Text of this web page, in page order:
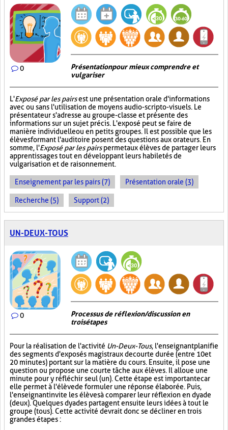
0
Présentation pour mieux comprendre et
vulgariser
L'Exposé par les pairsest une présentation orale d'informations
avec ou sans l'utilisation de moyens audio-scripto-visuels. Le
présentateur s'adresse au groupe-classe et présente des
informations sur un sujet précis. L'exposé peut se faire de
manière individuelle ou en petits groupes. Il est possible que les
élèves formant l'auditoire posent des questions aux orateurs. En
somme, l'Exposé par les pairspermet aux élèves de partager leurs
apprentissages tout en développant leurs habiletés de
vulgarisation et de raisonnement.
Enseignement par les pairs (7) Présentation orale (3)
Recherche (5) Support (2)
UN-DEUX-TOUS
0
Processus de réflexion/discussion en
trois étapes
Pour la réalisation de l'activité Un-Deux-Tous, l'enseignant planifie
des segments d'exposés magistraux de courte durée (entre 10 et
20 minutes) portant sur la matière du cours. Ensuite, il pose une
question ou propose une courte tâche aux élèves. Il alloue une
minute pour y réfléchir seul (un). Cette étape est importante car
elle permet à l'élève de formuler une réponse élaborée. Puis,
l'enseignant invite les élèves à comparer leur réflexion en dyade
(deux). Quelques dyades partagent ensuite leurs idées à tout le
groupe (tous). Cette activité devrait donc se décliner en trois
grandes étapes :